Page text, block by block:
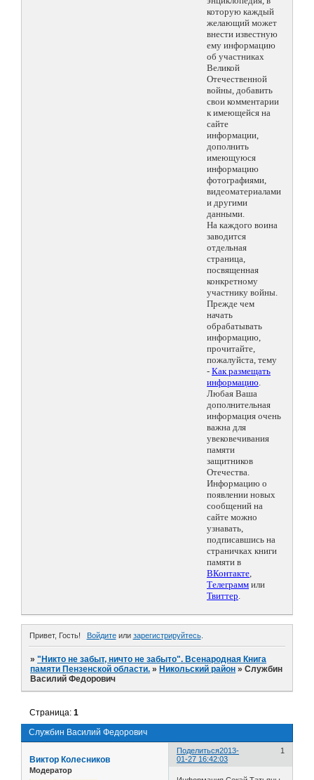
которую каждый
желающий может
внести известную
ему информацию
об участниках
Великой
Отечественной
войны, добавить
свои комментарии
к имеющейся на
сайте
информации,
дополнить
имеющуюся
информацию
фотографиями,
видеоматериалами
и другими
данными.
На каждого воина
заводится
отдельная
страница,
посвященная
конкретному
участнику войны.
Прежде чем
начать
обрабатывать
информацию,
прочитайте,
пожалуйста, тему
- Как размещать
информацию.
Любая Ваша
дополнительная
информация очень
важна для
увековечивания
памяти
защитников
Отечества.
Информацию о
появлении новых
сообщений на
сайте можно
узнавать,
подписавшись на
страничках книги
памяти в
ВКонтакте,
Телеграмм или
Твиттер.
Привет, Гость! Войдитеили зарегистрируйтесь.
»"Никто не забыт, ничто не забыто". Всенародная Книга
памяти Пензенской области. » Никольский район »Службин
Василий Федорович
Службин Василий Федорович
Страница:1
Поделиться 1
2013-
01-27 16:42:03
Виктор Колесников
Модератор